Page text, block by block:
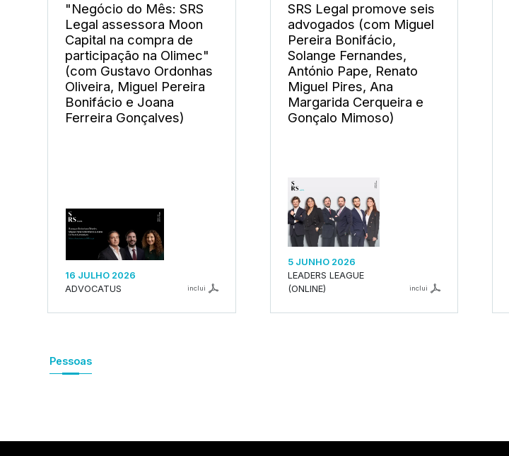
"Negócio do Mês: SRS
Legal assessora Moon
Capital na compra de
participação na Olimec"
(com Gustavo Ordonhas
Oliveira, Miguel Pereira
Bonifácio e Joana
Ferreira Gonçalves)
16 JULHO 2026
ADVOCATUS
inclui
SRS Legal promove seis
advogados (com Miguel
Pereira Bonifácio,
Solange Fernandes,
António Pape, Renato
Miguel Pires, Ana
Margarida Cerqueira e
Gonçalo Mimoso)
5 JUNHO 2026
LEADERS LEAGUE
(ONLINE)
inclui
Pessoas